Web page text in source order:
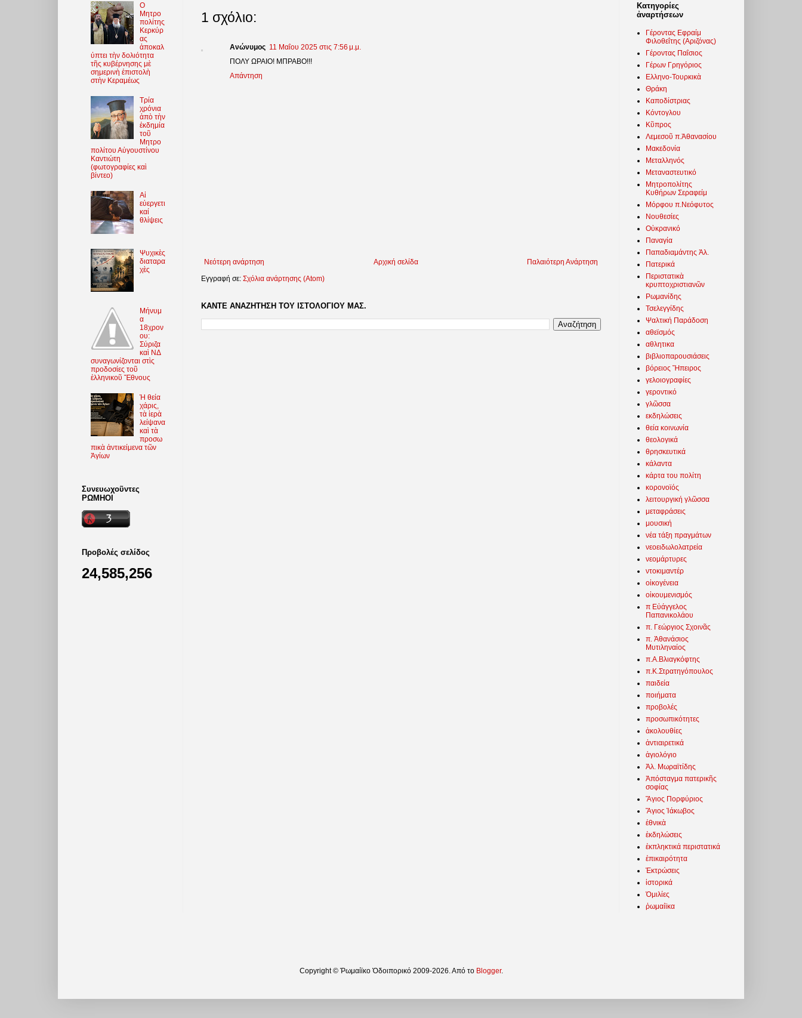
1 σχόλιο:
Ανώνυμος 11 Μαΐου 2025 στις 7:56 μ.μ.
ΠΟΛΥ ΩΡΑΙΟ! ΜΠΡΑΒΟ!!!
Απάντηση
Νεότερη ανάρτηση Παλαιότερη Ανάρτηση
Αρχική σελίδα
Εγγραφή σε: Σχόλια ανάρτησης (Atom)
ΚΑΝΤΕ ΑΝΑΖΗΤΗΣΗ ΤΟΥ ΙΣΤΟΛΟΓΙΟΥ ΜΑΣ.
O
Μητρο
πολίτης
Κερκύρ
ας
ἀποκαλ
ύπτει τὴν δολιότητα
τῆς κυβέρνησης μὲ
σημερινὴ ἐπιστολὴ
στὴν Κεραμέως
Τρία
χρόνια
ἀπὸ τὴν
ἐκδημία
τοῦ
Μητρο
πολίτου Αὐγουστίνου
Καντιώτη
(φωτoγραφίες καὶ
βίντεο)
Αἱ
εὐεργετι
καί
θλίψεις
Ψυχικὲς
διαταρα
χὲς
Μήνυμ
α
18χρον
ου:
Σύριζα
καὶ ΝΔ
συναγωνίζονται στὶς
προδοσίες τοῦ
ἑλληνικοῦ Ἔθνους
Ἡ θεία
χάρις,
τὰ ἱερὰ
λείψανα
καὶ τὰ
προσω
πικὰ ἀντικείμενα τῶν
Ἁγίων
Συνευωχοῦντες
ΡΩΜΗΟΙ
Προβολές σελίδος
24,585,256
Κατηγορίες
ἀναρτήσεων
Γέροντας Εφραίμ
Φιλοθεΐτης (Αριζόνας)
Γέροντας Παΐσιος
Γέρων Γρηγόριος
Ελληνο-Τουρκικὰ
Θράκη
Καποδίστριας
Κόντογλου
Κῦπρος
Λεμεσοῦ π.Ἀθανασίου
Μακεδονία
Μεταλληνός
Μεταναστευτικό
Μητροπολίτης
Κυθήρων Σεραφείμ
Μόρφου π.Νεόφυτος
Νουθεσίες
Οὐκρανικό
Παναγία
Παπαδιαμάντης Ἀλ.
Πατερικά
Περιστατικὰ
κρυπτοχριστιανῶν
Ρωμανίδης
Τσελεγγίδης
Ψαλτική Παράδοση
αθεϊσμός
αθλητικα
βιβλιοπαρουσιάσεις
βόρειος Ἤπειρος
γελοιογραφίες
γεροντικό
γλῶσσα
εκδηλώσεις
θεία κοινωνία
θεολογικά
θρησκευτικά
κάλαντα
κάρτα του πολίτη
κορονοϊός
λειτουργική γλῶσσα
μεταφράσεις
μουσική
νέα τάξη πραγμάτων
νεοειδωλολατρεία
νεομάρτυρες
ντοκιμαντέρ
οἰκογένεια
οἰκουμενισμός
π Εὐάγγελος
Παπανικολάου
π. Γεώργιος Σχοινᾶς
π. Ἀθανάσιος
Μυτιληναίος
π.Α.Βλιαγκόφτης
π.Κ.Στρατηγόπουλος
παιδεία
ποιήματα
προβολές
προσωπικότητες
ἀκολουθίες
ἀντιαιρετικά
ἁγιολόγιο
Ἀλ. Μωραϊτίδης
Ἀπόσταγμα πατερικῆς
σοφίας
Ἅγιος Πορφύριος
Ἅγιος Ἰάκωβος
ἐθνικὰ
ἐκδηλώσεις
ἐκπληκτικά περιστατικά
ἐπικαιρότητα
Ἐκτρώσεις
ἱστορικά
Ὁμιλίες
ῥωμαίϊκα
Copyright © Ῥωμαίϊκο Ὁδοιπορικό 2009-2026. Από το Blogger.